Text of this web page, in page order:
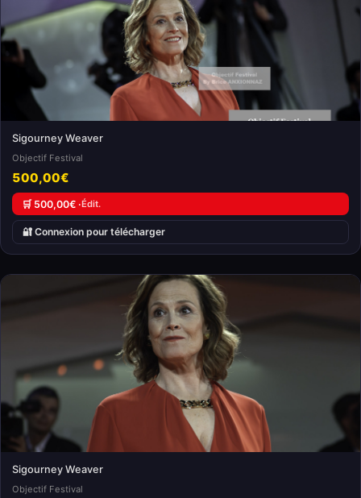
Sigourney Weaver
Objectif Festival
500,00€
🛒 500,00€ ·Édit.
🔐 Connexion pour télécharger
Sigourney Weaver
Objectif Festival